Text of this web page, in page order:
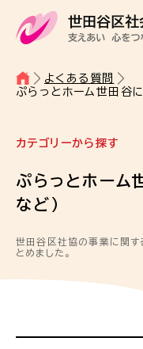
よくある質問
ぷらっとホーム世田谷
カテゴリーから探す
ぷらっとホーム
など）
世田谷区社協の事業に関す
とめました。